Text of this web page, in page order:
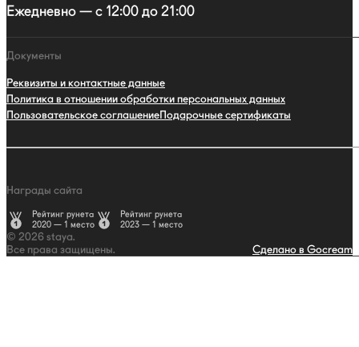
Ежедневно — с 12:00 до 21:00
Документы
Реквизиты и контактные данные
Политика в отношении обработки персональных данных
Пользовательское соглашениеПодарочные сертификаты
Награды сайта
Рейтинг рунета
2020 — 1 место
Рейтинг рунета
2023 — 1 место
© 2026 staya.
Все права защищены.
Сделано в Gocream